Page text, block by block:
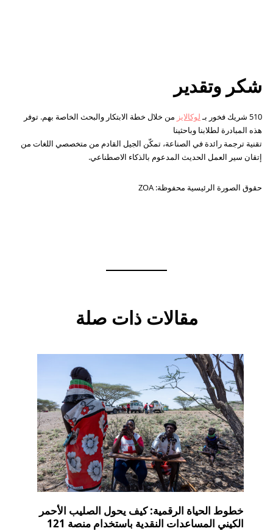
شكر وتقدير
510 شريك فخور بـ لوكالايز من خلال خطة الابتكار والبحث الخاصة بهم. توفر
هذه المبادرة لطلابنا وباحثينا
تقنية ترجمة رائدة في الصناعة، تمكّن الجيل القادم من متخصصي اللغات من
إتقان سير العمل الحديث المدعوم بالذكاء الاصطناعي.
حقوق الصورة الرئيسية محفوظة: ZOA
مقالات ذات صلة
خطوط الحياة الرقمية: كيف يحول الصليب الأحمر
الكيني المساعدات النقدية باستخدام منصة 121